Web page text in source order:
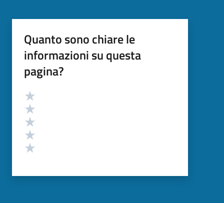
Quanto sono chiare le
informazioni su questa
pagina?
Valutazione